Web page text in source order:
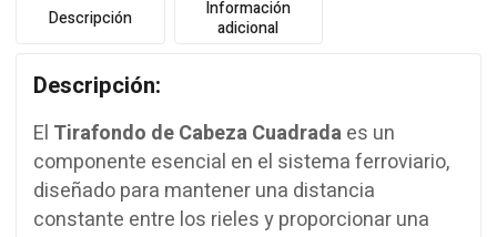
Descripción
Información
adicional
Descripción:
El Tirafondo de Cabeza Cuadradaes un
componente esencial en el sistema ferroviario,
diseñado para mantener una distancia
constante entre los rieles y proporcionar una